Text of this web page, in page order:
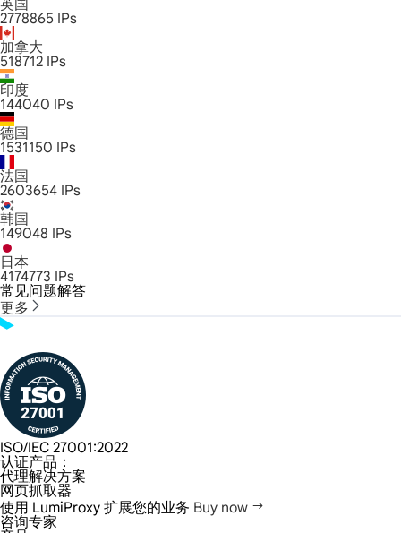
英国
2778865 IPs
加拿大
518712 IPs
印度
144040 IPs
德国
1531150 IPs
法国
2603654 IPs
韩国
149048 IPs
日本
4174773 IPs
常见问题解答
更多
ISO/IEC 27001:2022
认证产品：
代理解决方案
网页抓取器
使用 LumiProxy 扩展您的业务 Buy now
咨询专家